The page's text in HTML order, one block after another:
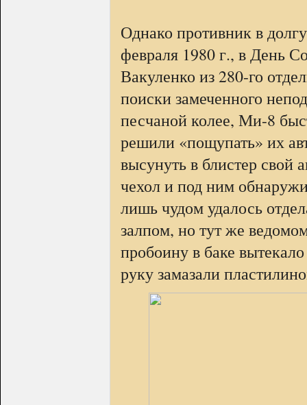
Однако противник в
февраля 1980 г., в День
Вакуленко из 280-го
поиски замеченного
песчаной колее, Ми-8
решили «пощупать» их
высунуть в блистер свой
чехол и под ним
лишь чудом удалось
залпом, но тут же
пробоину в баке
руку замазали